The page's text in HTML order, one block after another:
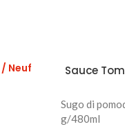
/ Neuf Sauce
Sugo di
g/480ml